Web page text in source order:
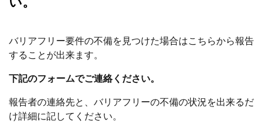
バリアフリー要件の不備を見つけた場合はこちらから報告
することが出来ます。
下記のフォームでご連絡ください。
報告者の連絡先と、バリアフリーの不備の状況を出来るだ
け詳細に記してください。